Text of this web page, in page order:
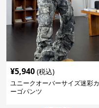
¥5,940 (税込)
ユニークオーバーサイズ迷彩カ
ーゴパンツ